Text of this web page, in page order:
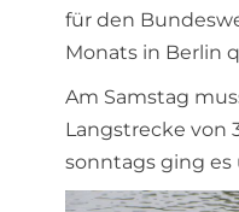
für den
Monats in Berlin
Am Samstag
Langstrecke von
sonntags ging es